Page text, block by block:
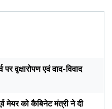
पर वृक्षारोपण एवं वाद-विवाद
मेयर को कैबिनेट मंत्री ने दी